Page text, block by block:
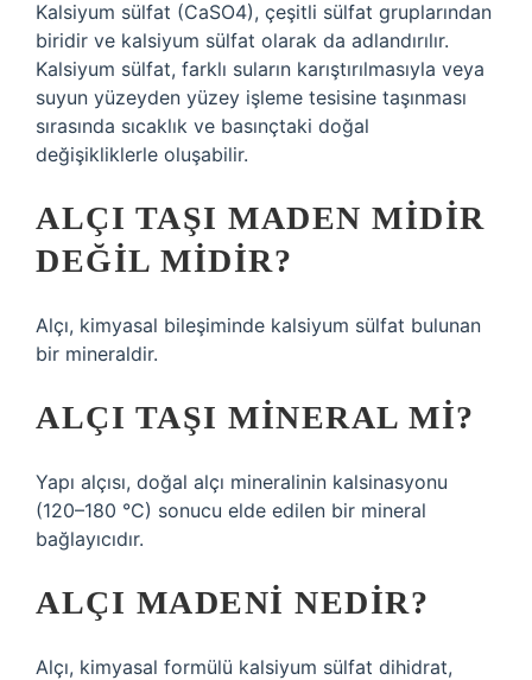
Kalsiyum sülfat (CaSO4), çeşitli sülfat gruplarından
biridir ve kalsiyum sülfat olarak da adlandırılır.
Kalsiyum sülfat, farklı suların karıştırılmasıyla veya
suyun yüzeyden yüzey işleme tesisine taşınması
sırasında sıcaklık ve basınçtaki doğal
değişikliklerle oluşabilir.
ALÇI TAŞI MADEN MIDIR
DEĞIL MIDIR?
Alçı, kimyasal bileşiminde kalsiyum sülfat bulunan
bir mineraldir.
ALÇI TAŞI MINERAL MI?
Yapı alçısı, doğal alçı mineralinin kalsinasyonu
(120–180 °C) sonucu elde edilen bir mineral
bağlayıcıdır.
ALÇI MADENI NEDIR?
Alçı, kimyasal formülü kalsiyum sülfat dihidrat,